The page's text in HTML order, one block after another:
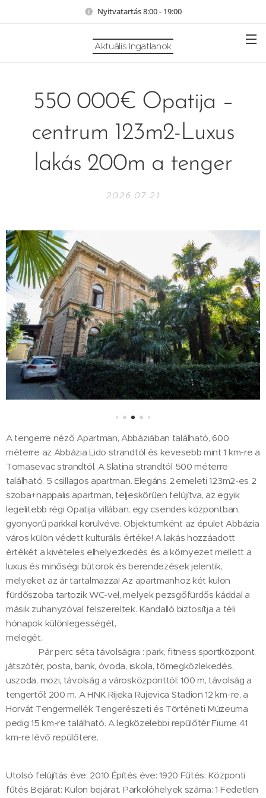
Nyitvatartás 8:00 - 19:00
Aktuális Ingatlanok
550 000€ Opatija –
centrum 123m2-Luxus
lakás 200m a tenger
2026.07.21
A tengerre néző Apartman, Abbáziában található, 600
méterre az Abbázia Lido strandtól és kevesebb mint 1 km-re a
Tomasevac strandtól. A Slatina strandtól 500 méterre
található, 5 csillagos apartman. Elegáns 2.emeleti 123m2-es 2
szoba+nappalis apartman, teljeskörűen felújítva, az egyik
legelitebb régi Opatija villában, egy csendes központban,
gyönyörű parkkal körülvéve. Objektumként az épület Abbázia
város külön védett kulturális értéke! A lakás hozzáadott
értékét a kivételes elhelyezkedés és a környezet mellett a
luxus és minőségi bútorok és berendezések jelentik,
melyeket az ár tartalmazza! Az apartmanhoz két külön
fürdőszoba tartozik WC-vel, melyek pezsgőfürdős káddal a
másik zuhanyzóval felszereltek. Kandalló biztosítja a téli
hónapok különlegességét,
melegét.
Pár perc séta távolságra : park, fitness sportközpont,
játszótér, posta, bank, óvoda, iskola, tömegközlekedés,
uszoda, mozi, távolság a városközponttól: 100 m, távolság a
tengertől: 200 m. A HNK Rijeka Rujevica Stadion 12 km-re, a
Horvát Tengermellék Tengerészeti és Történeti Múzeuma
pedig 15 km-re található. A legközelebbi repülőtér Fiume 41
km-re lévő repülőtere.
Utolsó felújítás éve: 2010 Építés éve: 1920 Fűtés: Központi
fűtés Bejárat: Külön bejárat. Parkolóhelyek száma: 1 Fedetlen